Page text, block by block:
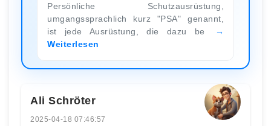
Persönliche Schutzausrüstung,
umgangssprachlich kurz "PSA" genannt,
ist jede Ausrüstung, die dazu be
Weiterlesen
Ali Schröter
2025-04-18 07:46:57